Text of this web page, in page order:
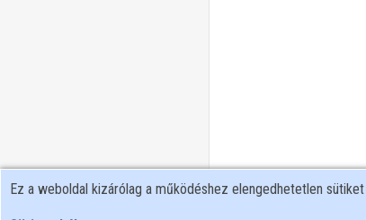
Ez a weboldal kizárólag a működéshez elengedhetetlen